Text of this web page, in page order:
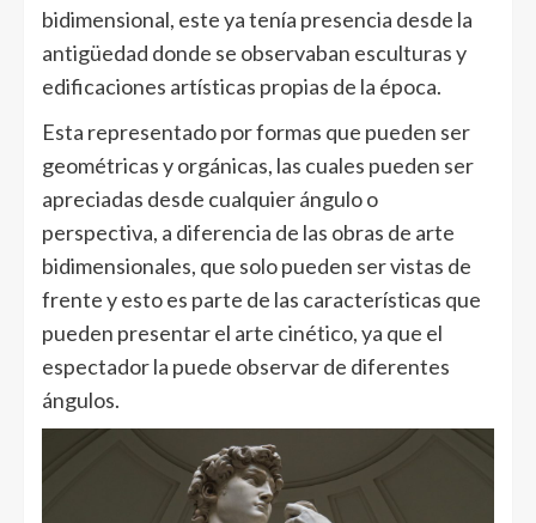
bidimensional, este ya tenía presencia desde la
antigüedad donde se observaban esculturas y
edificaciones artísticas propias de la época.
Esta representado por formas que pueden ser
geométricas y orgánicas, las cuales pueden ser
apreciadas desde cualquier ángulo o
perspectiva, a diferencia de las obras de arte
bidimensionales, que solo pueden ser vistas de
frente y esto es parte de las características que
pueden presentar el arte cinético, ya que el
espectador la puede observar de diferentes
ángulos.